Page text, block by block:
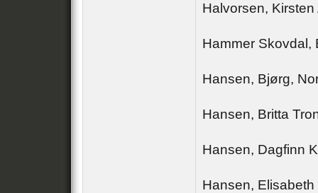
Halvorsen,
Hammer Skovdal,
Hansen, Bjørg,
Hansen, Britta
Hansen, Dagfinn
Hansen,